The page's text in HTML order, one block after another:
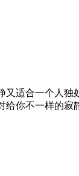
又适合一个人独
你不一样的寂